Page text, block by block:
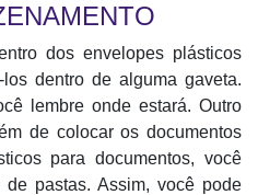
dos envelopes plásticos
dentro de alguma gaveta.
lembre onde estará. Outro
de colocar os documentos
para documentos, você
pastas. Assim, você pode